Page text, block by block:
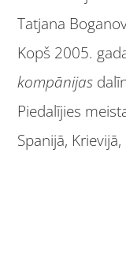
Tatjana
Kopš 2005.
kompānijas
Piedalījies
Spanijā,